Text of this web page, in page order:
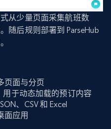
从少量页面采集航班数
随后规则部署到 ParseHub
页面与分页
用于动态加载的预订内容
、CSV 和 Excel
面应用